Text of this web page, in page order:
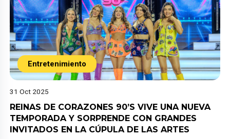
Entretenimiento
31 Oct 2025
REINAS DE CORAZONES 90’S VIVE UNA NUEVA
TEMPORADA Y SORPRENDE CON GRANDES
INVITADOS EN LA CÚPULA DE LAS ARTES